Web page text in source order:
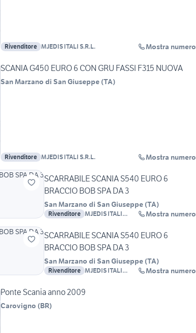
Rivenditore MJEDIS ITALI S.R.L. Mostra numero
SCANIA G450 EURO 6 CON GRU FASSI F315 NUOVA
San Marzano di San Giuseppe (TA)
Rivenditore MJEDIS ITALI S.R.L. Mostra numero
SCARRABILE SCANIA S540 EURO 6
BRACCIO BOB SPA DA 3
San Marzano di San Giuseppe (TA)
Rivenditore MJEDIS ITALI
Mostra numero
SCARRABILE SCANIA S540 EURO 6
BRACCIO BOB SPA DA 3
San Marzano di San Giuseppe (TA)
Rivenditore MJEDIS ITALI
Mostra numero
Ponte Scania anno 2009
Carovigno (BR)